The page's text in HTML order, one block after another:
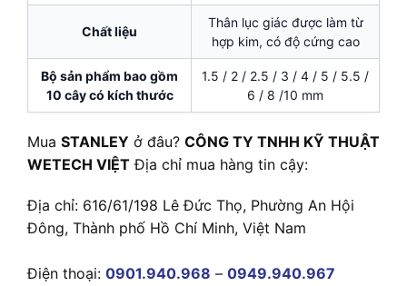
Chất liệu
Thân lục giác được làm từ
hợp kim, có độ cứng cao
Bộ sản phẩm bao gồm
10 cây có kích thước
1.5 / 2 / 2.5 / 3 / 4 / 5 / 5.5 /
6 / 8 /10 mm
Mua STANLEY ở đâu? CÔNG TY TNHH KỸ THUẬT
WETECH VIỆT Địa chỉ mua hàng tin cậy:
Địa chỉ: 616/61/198 Lê Đức Thọ, Phường An Hội
Đông, Thành phố Hồ Chí Minh, Việt Nam
Điện thoại: 0901.940.968 – 0949.940.967